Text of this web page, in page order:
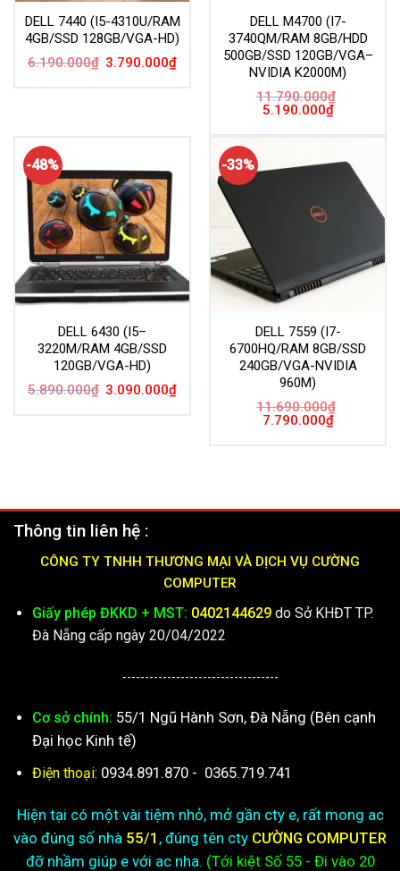
DELL 7440 (I5-4310U/RAM
4GB/SSD 128GB/VGA-HD)
6.190.000₫ Giá
3.790.000₫Giá
DELL M4700 (I7-
3740QM/RAM 8GB/HDD
500GB/SSD 120GB/VGA–
NVIDIA K2000M)
11.790.000₫
Giá
5.190.000₫Giá
hiện
-48%
DELL 6430 (I5–
3220M/RAM 4GB/SSD
120GB/VGA-HD)
5.890.000₫ Giá
3.090.000₫Giá
-33%
DELL 7559 (I7-
6700HQ/RAM 8GB/SSD
240GB/VGA-NVIDIA
960M)
11.690.000₫
Giá
7.790.000₫Giá
hiện
Thông tin liên hệ :
CÔNG TY TNHH THƯƠNG MẠI VÀ DỊCH VỤ CƯỜNG
COMPUTER
Giấy phép ĐKKD + MST: 0402144629do Sở KHĐT TP.
Đà Nẵng cấp ngày 20/04/2022
-----------------------------------
Cơ sở chính: 55/1 Ngũ Hành Sơn, Đà Nẵng (Bên cạnh
Đại học Kinh tế)
Điện thoại: 0934.891.870 - 0365.719.741
Hiện tại có một vài tiệm nhỏ, mở gần cty e, rất mong ac
vào đúng số nhà 55/1 , đúng tên cty CƯỜNG COMPUTER
đỡ nhầm giúp e với ac nha. (Tới kiệtSố 55 - Đi vào 20